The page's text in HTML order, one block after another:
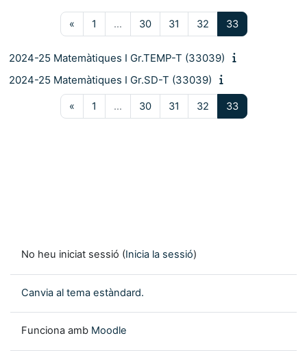
«Pàgina anterior
1 Pàgina 1
… 30Pàgina 30
31 Pàgina 31
32Pàgina 32
33Pàgina 33
2024-25 Matemàtiques I Gr.TEMP-T (33039)
2024-25 Matemàtiques I Gr.SD-T (33039)
«Pàgina anterior
1 Pàgina 1
… 30Pàgina 30
31 Pàgina 31
32Pàgina 32
33Pàgina 33
No heu iniciat sessió (Inicia la sessió)
Canvia al tema estàndard.
Funciona amb Moodle